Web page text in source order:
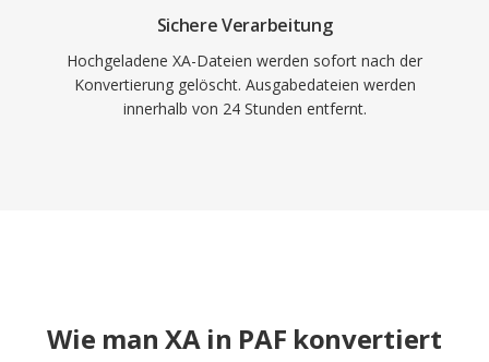
Sichere Verarbeitung
Hochgeladene XA-Dateien werden sofort nach der
Konvertierung gelöscht. Ausgabedateien werden
innerhalb von 24 Stunden entfernt.
Wie man XA in PAF konvertiert